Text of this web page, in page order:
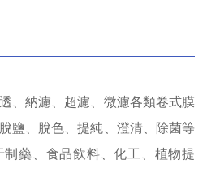
、納濾、超濾、微濾各類卷式膜
鹽、脫色、提純、澄清、除菌等
藥、食品飲料、化工、植物提